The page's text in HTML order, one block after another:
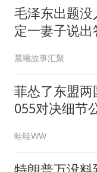
毛泽东出题
定一妻子说出
晨曦故事汇聚
菲怂了东盟两
055对决细节
示｜帅化民.
冰｜辣晚报
蛙哇WW